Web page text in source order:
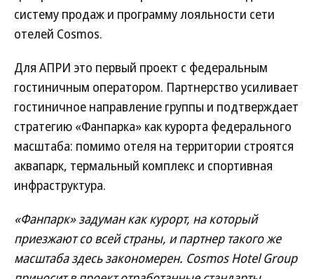
систему продаж и программу лояльности сети
отелей Cosmos.
Для АПРИ это первый проект с федеральным
гостиничным оператором. Партнерство усиливает
гостиничное направление группы и подтверждает
стратегию «Фанпарка» как курорта федерального
масштаба: помимо отеля на территории строятся
аквапарк, термальный комплекс и спортивная
инфраструктура.
«Фанпарк» задуман как курорт, на который
приезжают со всей страны, и партнер такого же
масштаба здесь закономерен. Cosmos Hotel Group